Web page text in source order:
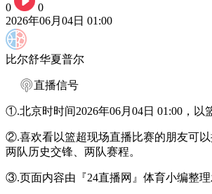
0
0
2026年06月04日 01:00
比尔舒华夏普尔
直播信号
①.北京时时间2026年06月04日 01:00，以
②.喜欢看以篮超现场直播比赛的朋友可
两队历史交锋、两队赛程。
③.页面内容由『24直播网』体育小编整